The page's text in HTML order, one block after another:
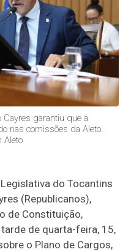
Cayres garantiu que a
nas comissões da Aleto.
Aleto
do Tocantins
(Republicanos),
de Constituição,
de quarta-feira, 15,
o Plano de Cargos,